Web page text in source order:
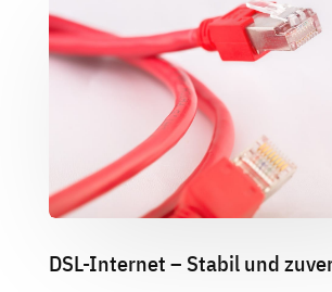
DSL-Internet – Stabil und